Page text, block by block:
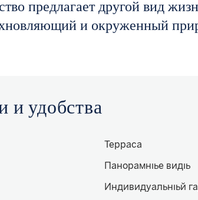
предлагает другой вид
и окруженный
и удобства
Терраса
Панорамные виды
Индивидуальный